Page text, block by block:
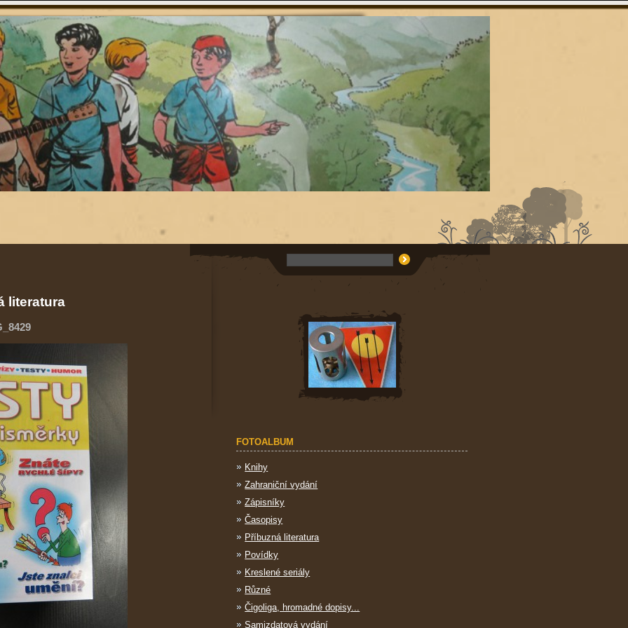
literatura
FOTOALBUM
Knihy
Zahraniční vydání
Zápisníky
Časopisy
Příbuzná literatura
Povídky
Kreslené seriály
Různé
Čigoliga, hromadné dopisy...
Samizdatová vydání